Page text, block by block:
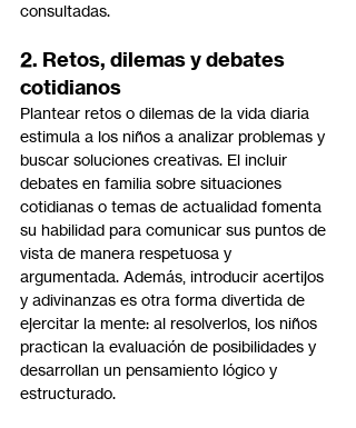
consultadas.
2. Retos, dilemas y debates
cotidianos
Plantear retos o dilemas de la vida diaria
estimula a los niños a analizar problemas y
buscar soluciones creativas. El incluir
debates en familia sobre situaciones
cotidianas o temas de actualidad fomenta
su habilidad para comunicar sus puntos de
vista de manera respetuosa y
argumentada. Además, introducir acertijos
y adivinanzas es otra forma divertida de
ejercitar la mente: al resolverlos, los niños
practican la evaluación de posibilidades y
desarrollan un pensamiento lógico y
estructurado.